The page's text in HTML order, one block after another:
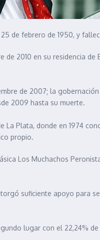
de febrero de 1950, y
2010 en su residencia de
de 2007; la
2009 hasta su muerte.
Plata, donde en 1974
propio.
Los Muchachos
suficiente apoyo para
lugar con el 22,24%